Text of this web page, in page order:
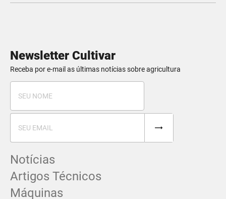
Newsletter Cultivar
Receba por e-mail as últimas notícias sobre agricultura
Notícias
Artigos Técnicos
Máquinas